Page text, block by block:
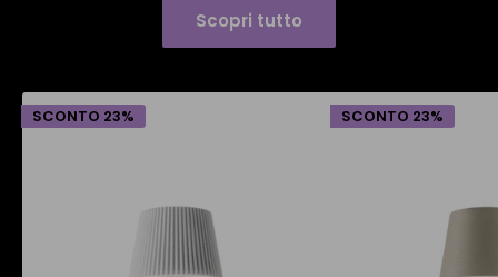
Scopri tutto
SCONTO 23% SCONTO 23%